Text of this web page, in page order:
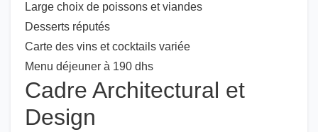
Large choix de poissons et viandes
Desserts réputés
Carte des vins et cocktails variée
Menu déjeuner à 190 dhs
Cadre Architectural et
Design